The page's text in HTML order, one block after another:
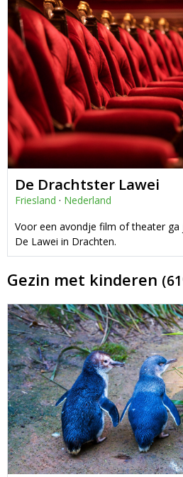
De Drachtster Lawei
Friesland · Nederland
Voor een avondje film of theater ga
De Lawei in Drachten.
Gezin met kinderen